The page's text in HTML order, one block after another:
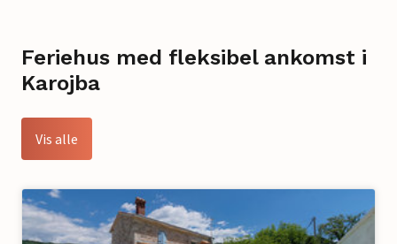
Feriehus med fleksibel ankomst i
Karojba
Vis alle